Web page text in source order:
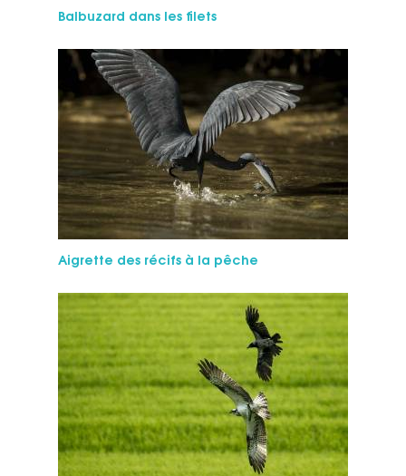
Balbuzard dans les filets
Aigrette des récifs à la pêche